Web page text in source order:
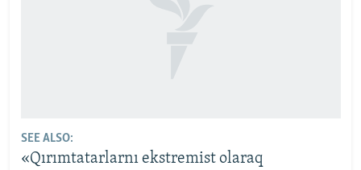
SEE ALSO:
«Qırımtatarlarnı ekstremist olaraq